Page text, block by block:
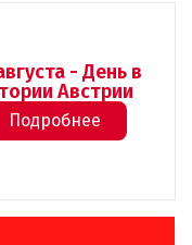
- День в
Австрии
Подробнее